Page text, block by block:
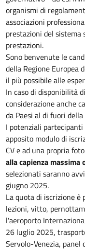
organismi di
associazioni
prestazioni del
prestazioni.
Sono benvenute le
della Regione Europea
il più possibile alle
In caso di disponibilità
considerazione anche
da Paesi al di fuori della
I potenziali
apposito modulo di
CV e ad una propria
alla capienza
selezionati saranno
giugno 2025.
La quota di iscrizione è
lezioni, vitto,
l'aeroporto
26 luglio 2025,
Servolo-Venezia, panel